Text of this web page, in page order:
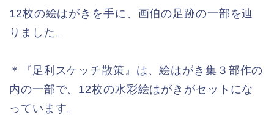
12枚の絵はがきを手に、画伯の足跡の一部を辿
りました。
＊『足利スケッチ散策』は、絵はがき集３部作の
内の一部で、12枚の水彩絵はがきがセットにな
っています。